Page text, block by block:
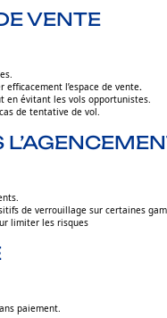
VENTE
l’espace de vente.
en évitant les vols opportunistes.
de tentative de vol.
de verrouillage sur certaines
limiter les risques
paiement.